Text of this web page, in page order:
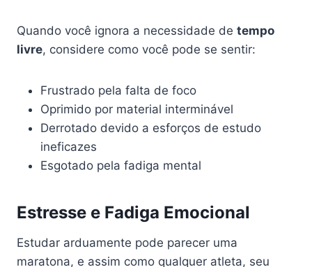
Quando você ignora a necessidade de tempo
livre, considere como você pode se sentir:
Frustrado pela falta de foco
Oprimido por material interminável
Derrotado devido a esforços de estudo
ineficazes
Esgotado pela fadiga mental
Estresse e Fadiga Emocional
Estudar arduamente pode parecer uma
maratona, e assim como qualquer atleta, seu